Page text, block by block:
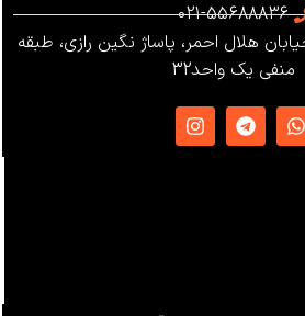
021-55688836
هلال احمر، پاساژ نگین رازی، طبقه
منفی یک واحد32